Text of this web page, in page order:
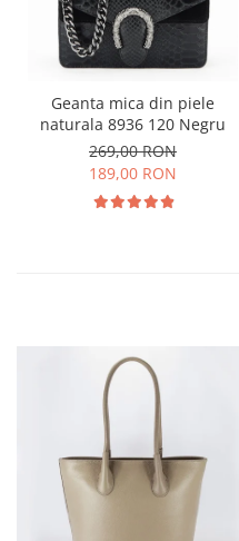
Geanta mica din piele
naturala 8936 120 Negru
269,00 RON
189,00 RON